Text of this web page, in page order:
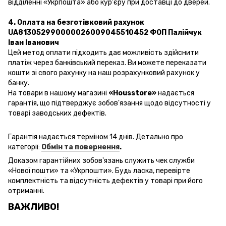
відділенні «Укрпошта» або кур'єру при доставці до дверей.
4. Оплата на безготівковий рахунок
UA813052990000026009045510452 ФОП Палійчук
Іван Іванович
Цей метод оплати підходить дає можливість здійснити
платіж через банківський переказ. Ви можете переказати
кошти зі свого рахунку на наш розрахунковий рахунок у
банку.
На товари в нашому магазині «Housstore»надається
гарантія, що підтверджує зобов'язання щодо відсутності у
товарі заводських дефектів.
Гарантія надається терміном 14 днів. Детально про
категорії: Обмін та повернення.
Доказом гарантійних зобов'язань служить чекслужби
«Нової пошти» та «Укрпошти». Будь ласка, перевірте
комплектність та відсутність дефектів у товарі при його
отриманні.
ВАЖЛИВО!